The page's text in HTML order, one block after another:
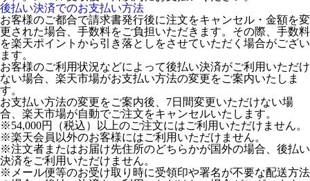
後払い決済でのお支払い方法
お客様のご都合で請求書発行後に注文をキャンセル・金額を変
更された場合、手数料をご負担いただきます。その際、手数料
を楽天ポイントから引き落としをさせていただく場合がござい
ます。
お客様のご利用状況などによって後払い決済がご利用いただけ
ない場合、楽天市場がお支払い方法の変更をご案内いたしま
す。
お支払い方法の変更をご案内後、7日間変更いただけない場
合、楽天市場が自動でご注文をキャンセルいたします。
※54,000円（税込）以上のご注文にはご利用いただけません。
※楽天会員以外のお客様にはご利用いただけません。
※注文者またはお届け先住所のどちらかが国外の場合、後払い
決済をご利用いただけません。
※メール便等のお受け取り時に受領印や署名が不要な配送方法